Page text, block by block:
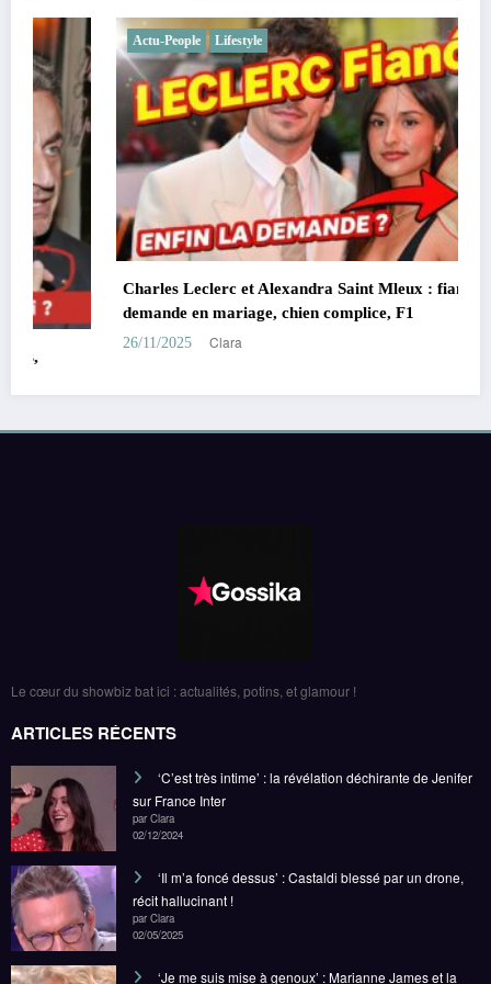
Actu-People Lifestyle
Charles Leclerc et Alexandra Saint Mleux : fiançailles,
demande en mariage, chien complice, F1
Clara
Le cœur du showbiz bat ici : actualités, potins, et glamour !
ARTICLES RÉCENTS
‘C’est très intime’ : la révélation déchirante de Jenifer
sur France Inter
par Clara
02/12/2024
‘Il m’a foncé dessus’ : Castaldi blessé par un drone,
récit hallucinant !
par Clara
02/05/2025
‘Je me suis mise à genoux’ : Marianne James et la